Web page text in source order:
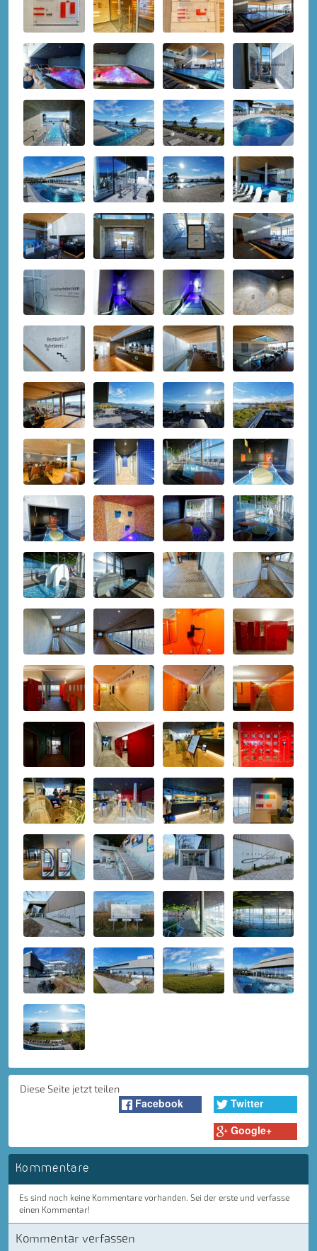
Diese Seite jetzt teilen
Facebook
Twitter
Google+
Kommentare
Es sind noch keine Kommentare vorhanden. Sei der erste und verfasse
einen Kommentar!
Kommentar verfassen